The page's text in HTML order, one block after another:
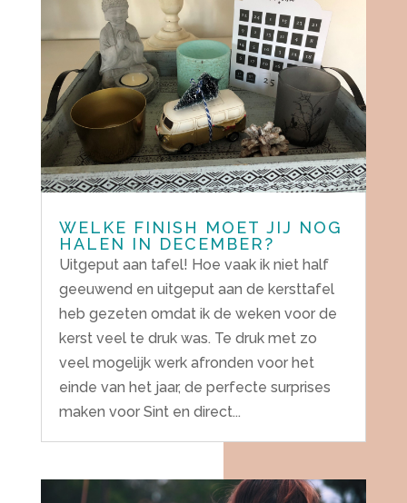
WELKE FINISH MOET JIJ NOG
HALEN IN DECEMBER?
Uitgeput aan tafel! Hoe vaak ik niet half
geeuwend en uitgeput aan de kersttafel
heb gezeten omdat ik de weken voor de
kerst veel te druk was. Te druk met zo
veel mogelijk werk afronden voor het
einde van het jaar, de perfecte surprises
maken voor Sint en direct...